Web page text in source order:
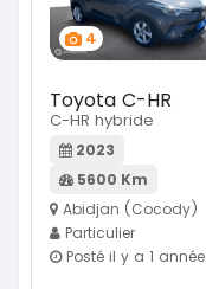
4
Toyota C-HR
C-HR hybride
2023
5600 Km
Abidjan (Cocody)
Particulier
Posté il y a 1 année